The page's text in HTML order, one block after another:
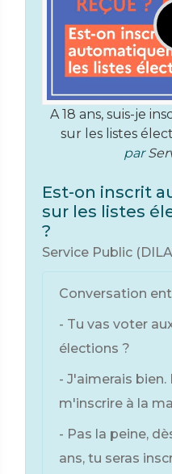
A 18 ans, suis-je
sur les listes
par
Est-on inscrit
sur les listes
?
Service Public
Conversation
- Tu vas voter
élections ?
- J'aimerais
m'inscrire à la
- Pas la peine,
ans, tu seras